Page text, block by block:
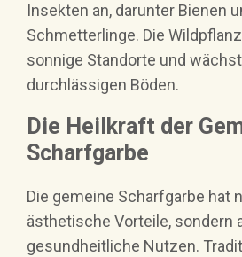
Insekten an, darunter Bienen
Schmetterlinge. Die
sonnige Standorte und
durchlässigen Böden.
Die Heilkraft der
Scharfgarbe
Die gemeine Scharfgarbe hat
ästhetische Vorteile, sondern
gesundheitliche Nutzen.